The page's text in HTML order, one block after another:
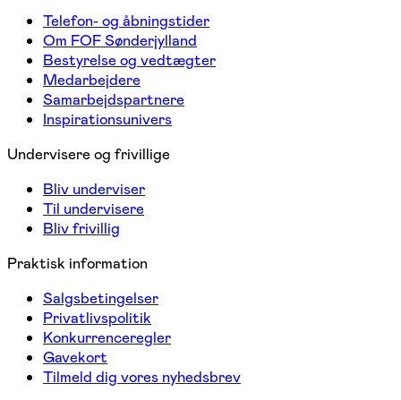
Telefon- og åbningstider
Om FOF Sønderjylland
Bestyrelse og vedtægter
Medarbejdere
Samarbejdspartnere
Inspirationsunivers
Undervisere og frivillige
Bliv underviser
Til undervisere
Bliv frivillig
Praktisk information
Salgsbetingelser
Privatlivspolitik
Konkurrenceregler
Gavekort
Tilmeld dig vores nyhedsbrev